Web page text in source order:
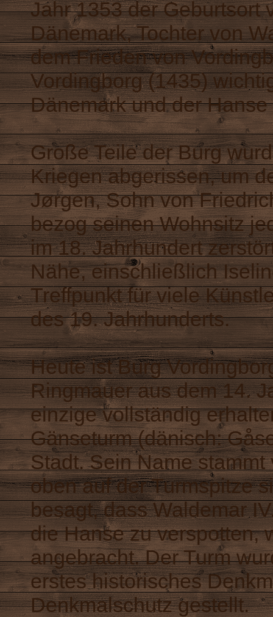
Jahr 1353 der Geburtsort
Dänemark, Tochter von
dem Frieden von
Vordingborg (1435)
Dänemark und der
Große Teile der Burg
Kriegen abgerissen, um
Jørgen, Sohn von
bezog seinen Wohnsitz
im 18. Jahrhundert
Nähe, einschließlich
Treffpunkt für viele
des 19. Jahrhunderts.
Heute ist Burg
Ringmauer aus dem 14.
einzige vollständig
Gänseturm (dänisch:
Stadt. Sein Name
oben auf der Turmspitze
besagt, dass Waldemar
die Hanse zu verspotten,
angebracht. Der Turm
erstes historisches
Denkmalschutz gestellt.